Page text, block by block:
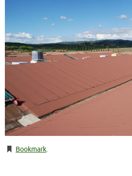
Bookmark.